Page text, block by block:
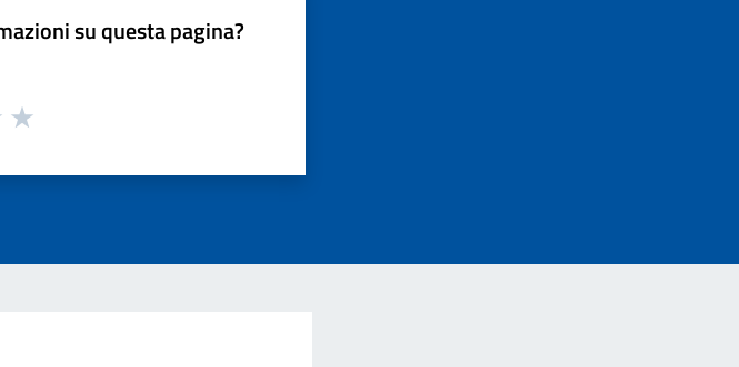
su questa pagina?